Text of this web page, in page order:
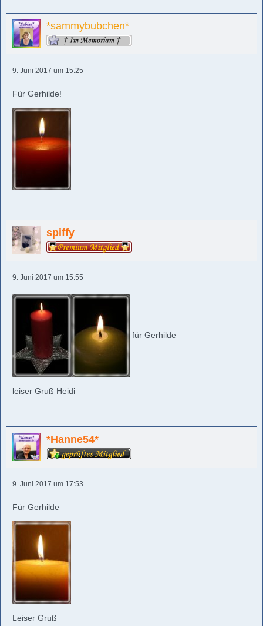
*sammybubchen*
9. Juni 2017 um 15:25
Für Gerhilde!
spiffy
9. Juni 2017 um 15:55
für Gerhilde
leiser Gruß Heidi
*Hanne54*
9. Juni 2017 um 17:53
Für Gerhilde
Leiser Gruß